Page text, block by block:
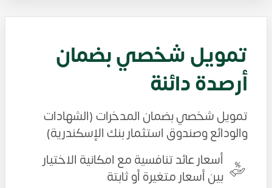
تمويل شخصي بضمان
أرصدة دائنة
تمويل شخصي بضمان المدخرات (الشهادات
والودائع وصندوق استثمار بنك الإسكندرية)
أسعار عائد تنافسية مع امكانية الاختيار
بين أسعار متغيرة أو ثابتة